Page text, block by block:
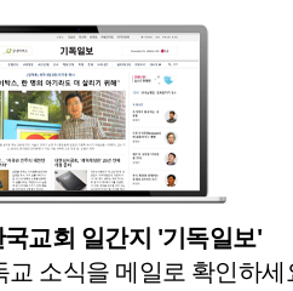
교회 일간지 '기독일보'
교 소식을 메일로 확인하세
·사고 입력 2015. 10. 22 09:53
단소송…"매매